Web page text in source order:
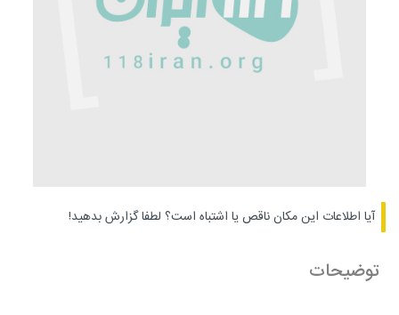
آیا اطلاعات این مکان ناقص یا اشتباه است؟ لطفا گزارش بدهید!
توضیحات